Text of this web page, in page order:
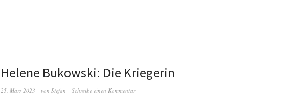
Helene Bukowski: Die Kriegerin
25. März 2023 von Stefan Schreibe einen Kommentar